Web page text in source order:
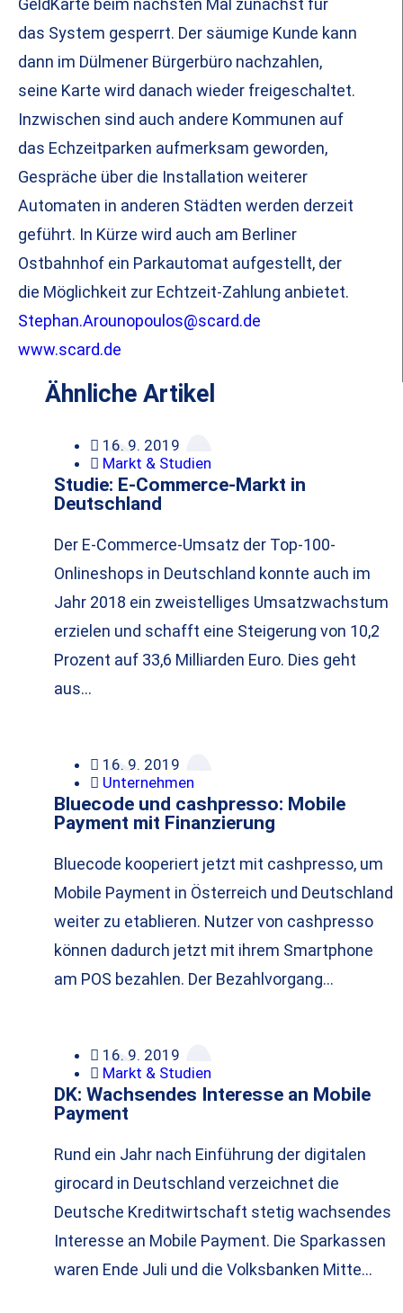
GeldKarte beim nächsten Mal zunächst für
das System gesperrt. Der säumige Kunde kann
dann im Dülmener Bürgerbüro nachzahlen,
seine Karte wird danach wieder freigeschaltet.
Inzwischen sind auch andere Kommunen auf
das Echzeitparken aufmerksam geworden,
Gespräche über die Installation weiterer
Automaten in anderen Städten werden derzeit
geführt. In Kürze wird auch am Berliner
Ostbahnhof ein Parkautomat aufgestellt, der
die Möglichkeit zur Echtzeit-Zahlung anbietet.
Stephan.Arounopoulos@scard.de
www.scard.de
Ähnliche Artikel
16. 9. 2019
Markt & Studien
Studie: E-Commerce-Markt in
Deutschland
Der E-Commerce-Umsatz der Top-100-
Onlineshops in Deutschland konnte auch im
Jahr 2018 ein zweistelliges Umsatzwachstum
erzielen und schafft eine Steigerung von 10,2
Prozent auf 33,6 Milliarden Euro. Dies geht
aus…
16. 9. 2019
Unternehmen
Bluecode und cashpresso: Mobile
Payment mit Finanzierung
Bluecode kooperiert jetzt mit cashpresso, um
Mobile Payment in Österreich und Deutschland
weiter zu etablieren. Nutzer von cashpresso
können dadurch jetzt mit ihrem Smartphone
am POS bezahlen. Der Bezahlvorgang…
16. 9. 2019
Markt & Studien
DK: Wachsendes Interesse an Mobile
Payment
Rund ein Jahr nach Einführung der digitalen
girocard in Deutschland verzeichnet die
Deutsche Kreditwirtschaft stetig wachsendes
Interesse an Mobile Payment. Die Sparkassen
waren Ende Juli und die Volksbanken Mitte…